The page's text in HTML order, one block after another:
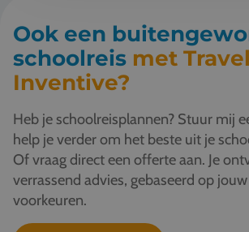
werd duidelijk waarom deze
steeds meer aandacht verdient
onderwijs.
Ook een
schoolreis met Travel
Inventive?
Heb je schoolreisplannen? Stuur mij
help je verder om het beste uit je
Of vraag direct een offerte aan. Je
verrassend advies, gebaseerd op
voorkeuren.